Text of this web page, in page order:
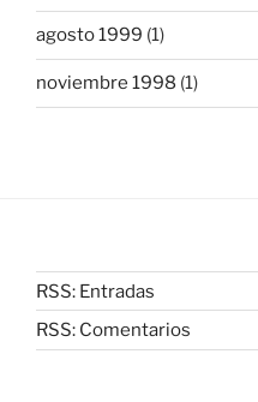
agosto 1999 (1)
noviembre 1998 (1)
RSS: Entradas
RSS: Comentarios